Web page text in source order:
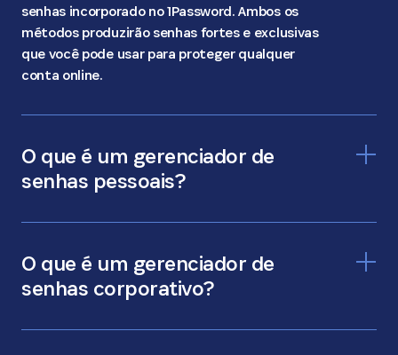
senhas incorporado no 1Password. Ambos os
métodos produzirão senhas fortes e exclusivas
que você pode usar para proteger qualquer
conta online.
O que é um gerenciador de
senhas pessoais?
O que é um gerenciador de
senhas corporativo?